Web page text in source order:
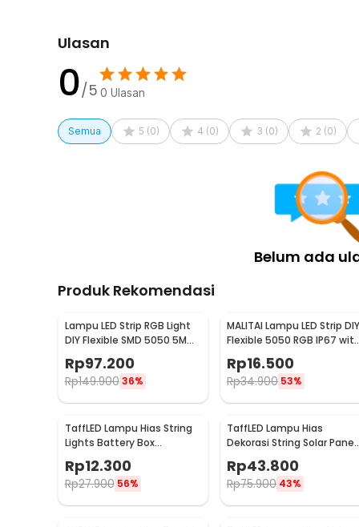
Ulasan
0/5 0 Ulasan
Semua 5 (0) 4 (0) 3 (0) 2 (0)
Belum ada
Produk Rekomendasi
Lampu LED Strip RGB Light
DIY Flexible SMD 5050 5M
Rp97.200
Rp149.900 36%
MALITAI Lampu LED Strip DIY
Flexible 5050 RGB IP67
USB Controller 1M -
SMD2835
Rp16.500
Rp34.900 53%
TaffLED Lampu Hias String
Lights Battery Box
Waterproof 50 LED 5M - G5
Rp12.300
Rp27.900 56%
TaffLED Lampu Hias
Dekorasi String Solar Panel
30 LED 8 Mode 6.5M - 896
Rp43.800
Rp75.900 43%